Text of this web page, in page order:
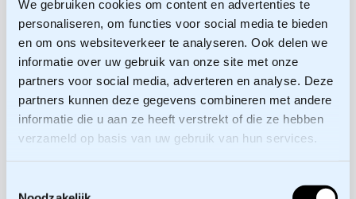
We gebruiken cookies om content en advertenties te
personaliseren, om functies voor social media te bieden
en om ons websiteverkeer te analyseren. Ook delen we
informatie over uw gebruik van onze site met onze
partners voor social media, adverteren en analyse. Deze
partners kunnen deze gegevens combineren met andere
informatie die u aan ze heeft verstrekt of die ze hebben
verzameld op basis van uw gebruik van hun services.